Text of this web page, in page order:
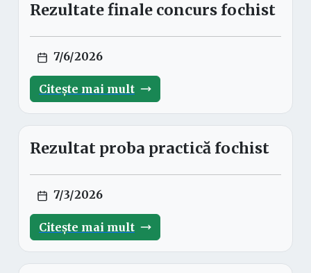
Rezultate finale concurs fochist
7/6/2026
Citește mai mult
Rezultat proba practică fochist
7/3/2026
Citește mai mult